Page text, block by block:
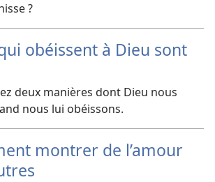
?
obéissent à Dieu sont
deux manières dont Dieu nous
nous lui obéissons.
montrer de l’amour